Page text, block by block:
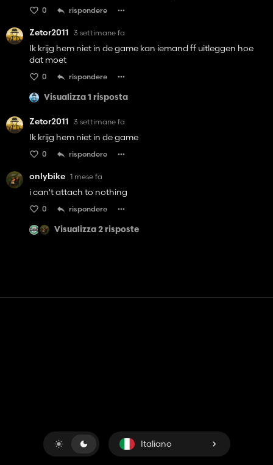
0 rispondere
Zetor2011 3 settimane fa
Ik krijg hem niet in de game kan iemand ff uitleggen hoe
dat moet
0 rispondere
Visualizza 1 risposta
Zetor2011 3 settimane fa
Ik krijg hem niet in de game
0 rispondere
onlybike 1 mese fa
i can't attach to nothing
0 rispondere
Visualizza 2 risposte
Italiano